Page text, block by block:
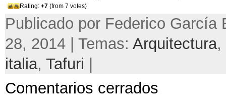
Rating: +7 (from 7 votes)
Publicado por Federico García
28, 2014 | Temas: Arquitectura,
italia, Tafuri
Comentarios cerrados